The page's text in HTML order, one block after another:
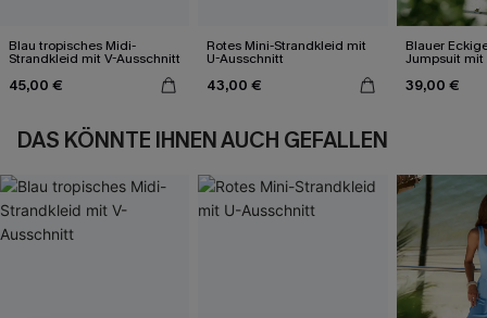
Blau tropisches Midi-
Strandkleid mit V-Ausschnitt
45,00 €
Rotes Mini-Strandkleid mit
U-Ausschnitt
43,00 €
Blauer
Jumpsuit
39,00 €
DAS KÖNNTE IHNEN AUCH GEFALLEN